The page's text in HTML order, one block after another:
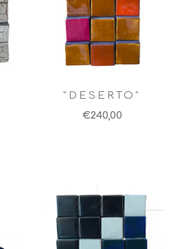
"DESERTO"
€240,00